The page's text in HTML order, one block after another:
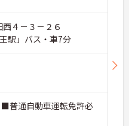
４－３－２６
駅」バス・車7分
普通自動車運転免許必